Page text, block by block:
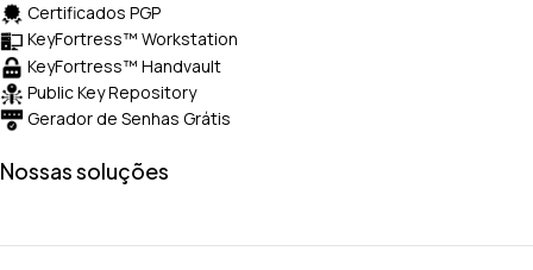
Certificados PGP
KeyFortress™ Workstation
KeyFortress™ Handvault
Public Key Repository
Gerador de Senhas Grátis
Nossas soluções